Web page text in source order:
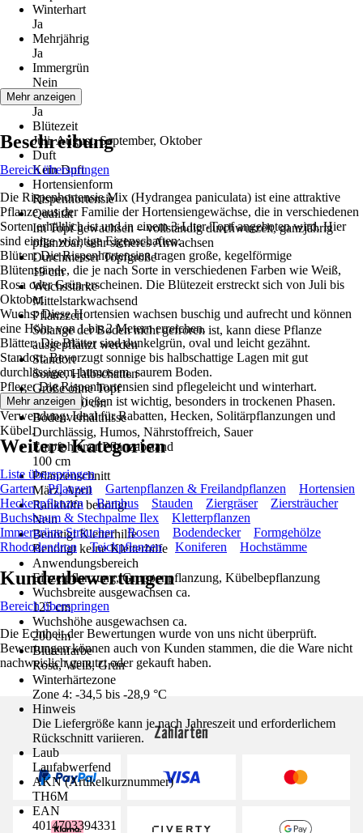
Winterhart
Ja
Mehrjährig
Ja
Immergrün
Nein
Blüte
Ja
Blütezeit
Juli, August, September, Oktober
Duft
Kein Duft
Hortensienform
Rispenhortensie
Qualität
Im Topf gewachsen – vollständig durchwurzelt, ganzjährig
pflanzbar, sehr sicheres Anwachsen
Durchmesser Topfgröße
19 cm
Wuchsstärke
Mittelstarkwachsend
Pflanzzeit
Solange der Boden nicht gefroren ist, kann diese Pflanze
ausgepflanzt werden
Standort
Sonne, Halbschatten
Größe ohne Topf
30 cm - 40 cm
Bodenverhältnisse
Durchlässig, Humos, Nährstoffreich, Sauer
Empfohlener Pflanzabstand
100 cm
Pflanzenschnitt
März, April
Rankhilfe benötigt
Nein
Benötigt Kletterhilfe
Benötigt keine Kletterhilfe
Anwendungsbereich
Einzelpflanzung, Gruppenpflanzung, Kübelbepflanzung
Wuchsbreite ausgewachsen ca.
125 cm
Wuchshöhe ausgewachsen ca.
200 cm
Blütenfarbe
Rosa, Weiß, Grün
Winterhärtezone
Zone 4: -34,5 bis -28,9 °C
Hinweis
Die Liefergröße kann je nach Jahreszeit und erforderlichem
Rückschnitt variieren.
Laub
Laufabwerfend
AKN (Artikelkurznummer)
TH6M
EAN
4014703394331
Mehr anzeigen
Beschreibung
Bereich überspringen
Die Rispenhortensie Mix (Hydrangea paniculata) ist eine attraktive
Pflanze aus der Familie der Hortensiengewächse, die in verschiedenen
Sorten erhältlich ist und in einem 3-Liter-Topf angeboten wird. Hier
sind einige wichtige Eigenschaften:
Blüten: Die Rispenhortensien tragen große, kegelförmige
Blütenstände, die je nach Sorte in verschiedenen Farben wie Weiß,
Rosa oder Grün erscheinen. Die Blütezeit erstreckt sich von Juli bis
Oktober.
Wuchs: Diese Hortensien wachsen buschig und aufrecht und können
eine Höhe von 1 bis 2 Metern erreichen.
Blätter: Die Blätter sind dunkelgrün, oval und leicht gezähnt.
Standort: Bevorzugt sonnige bis halbschattige Lagen mit gut
durchlässigem, humosem, saurem Boden.
Pflege: Die Rispenhortensien sind pflegeleicht und winterhart.
Regelmäßiges Gießen ist wichtig, besonders in trockenen Phasen.
Verwendung: Ideal für Rabatten, Hecken, Solitärpflanzungen und
Kübel.
Mehr anzeigen
Weitere Kategorien
Liste überspringen
Garten
Pflanzen Gartenpflanzen & Freilandpflanzen
Hortensien
Heckenpflanzen
Bambus Stauden Ziergräser
Ziersträucher
Buchsbaum & Stechpalme Ilex
Kletterpflanzen
Immergrüne Sträucher
Rosen Bodendecker
Formgehölze
Rhododendron
Teichpflanzen Koniferen Hochstämme
Kundenbewertungen
Bereich überspringen
Die Echtheit der Bewertungen wurde von uns nicht überprüft.
Bewertungen können auch von Kunden stammen, die die Ware nicht
nachweislich genutzt oder gekauft haben.
Zahlarten